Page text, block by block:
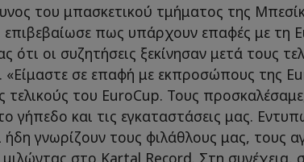
του μπασκετικού τμήματος της
επιβεβαίωσε πως υπάρχουν επαφές με τη
ότι οι συζητήσεις ξεκίνησαν μετά τους
«Είμαστε σε επαφή με εκπροσώπους της
τελικούς του EuroCup. Τους
γήπεδο και τις εγκαταστάσεις μας.
ήδη γνωρίζουν τους φιλάθλους μας, τους
μιλώντας στο Kartal Record. Στη συνέχεια,